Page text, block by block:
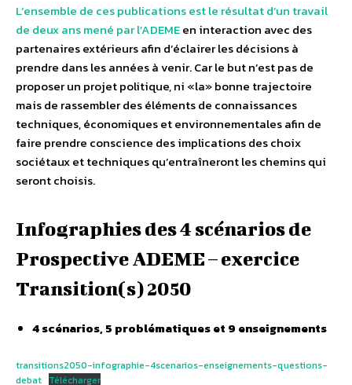
L’ensemble de ces publications est le résultat d’un travail
de deux ans mené par l’ADEMEen interaction avec des
partenaires extérieurs afin d’éclairer les décisions à
prendre dans les années à venir. Car le but n’est pas de
proposer un projet politique, ni «la» bonne trajectoire
mais de rassembler des éléments de connaissances
techniques, économiques et environnementales afin de
faire prendre conscience des implications des choix
sociétaux et techniques qu’entraîneront les chemins qui
seront choisis.
Infographies des 4 scénarios de
Prospective ADEME – exercice
Transition(s) 2050
4 scénarios, 5 problématiques et 9 enseignements
transitions2050-infographie-4scenarios-enseignements-questions-
debat Télécharger